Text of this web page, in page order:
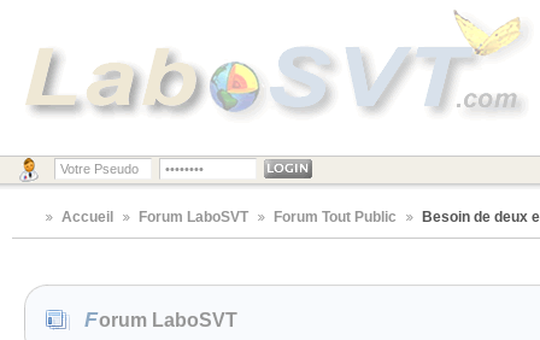
Accueil Forum LaboSVT Forum Tout Public Besoin de deux
Forum LaboSVT